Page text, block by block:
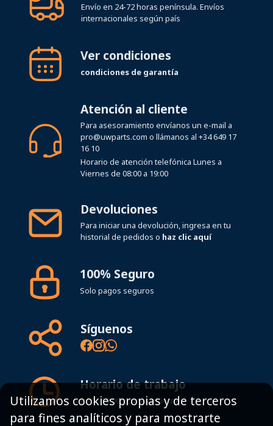
Envío en 24-72 horas península. Envíos
internacionales según país
Ver condiciones
condiciones de garantía
Atención al cliente
Para asesoramiento envíanos un e-mail a
pro@uwparts.com o llámanos al +34 649 17
16 10
Horario de atención telefónica Lunes a
Viernes de 08:00 a 19:00
Devoluciones
Para iniciar una devolución, ingresa en tu
historial de pedidos o haz clic aquí
100% Seguro
Solo pagos seguros
Síguenos
Horario de trabajo
8:00 - 19:00h Lunes - Viernes
Utilizamos cookies propias y de terceros
para fines analíticos y para mostrarte